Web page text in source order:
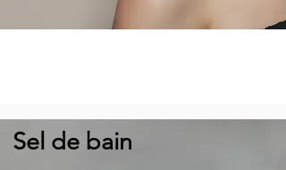
Sel de bain